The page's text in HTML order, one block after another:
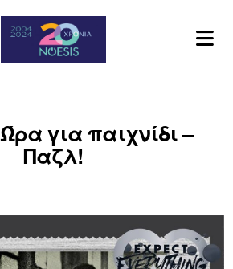
για παιχνίδι –
Παζλ!